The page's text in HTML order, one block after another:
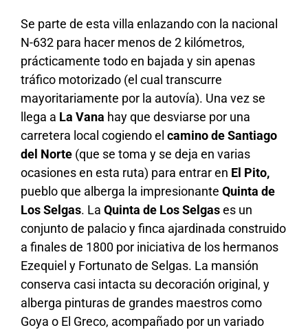
Se parte de esta villa enlazando con la nacional
N-632 para hacer menos de 2 kilómetros,
prácticamente todo en bajada y sin apenas
tráfico motorizado (el cual transcurre
mayoritariamente por la autovía). Una vez se
llega a La Vana hay que desviarse por una
carretera local cogiendo el camino de Santiago
del Norte (que se toma y se deja en varias
ocasiones en esta ruta) para entrar en El Pito,
pueblo que alberga la impresionante Quinta de
Los Selgas. La Quinta de Los Selgases un
conjunto de palacio y finca ajardinada construido
a finales de 1800 por iniciativa de los hermanos
Ezequiel y Fortunato de Selgas. La mansión
conserva casi intacta su decoración original, y
alberga pinturas de grandes maestros como
Goya o El Greco, acompañado por un variado